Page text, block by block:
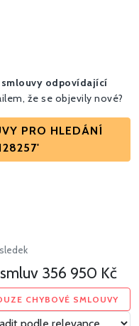
smlouvy odpovídající
že se objevily nové?
PRO HLEDÁNÍ
356 950 Kč
CHYBOVÉ SMLOUVY